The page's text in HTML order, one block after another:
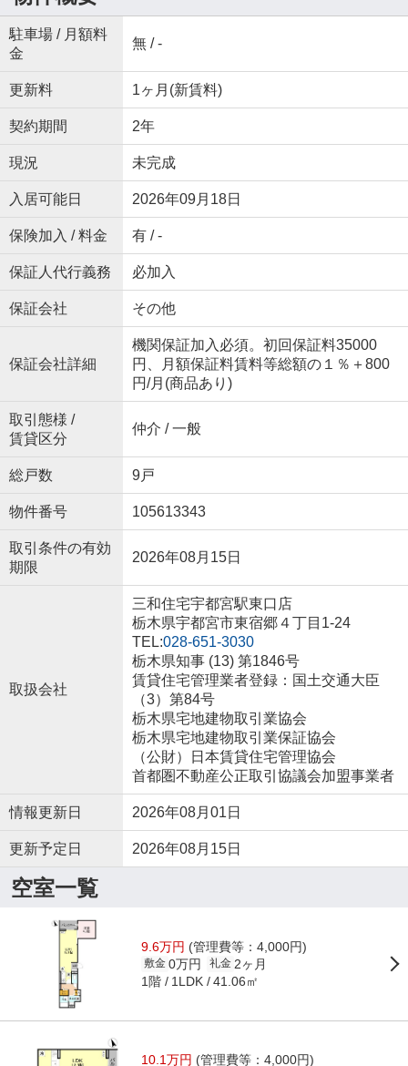
駐車場 / 月額料
金
無 / -
更新料 1ヶ月(新賃料)
契約期間 2年
現況 未完成
入居可能日 2026年09月18日
保険加入 / 料金 有 / -
保証人代行義務 必加入
保証会社 その他
保証会社詳細
機関保証加入必須。初回保証料35000
円、月額保証料賃料等総額の１％＋800
円/月(商品あり)
取引態様 /
賃貸区分
仲介 / 一般
総戸数 9戸
物件番号 105613343
取引条件の有効
期限
2026年08月15日
取扱会社
三和住宅宇都宮駅東口店
栃木県宇都宮市東宿郷４丁目1-24
TEL:028-651-3030
栃木県知事 (13) 第1846号
賃貸住宅管理業者登録：国土交通大臣
（3）第84号
栃木県宅地建物取引業協会
栃木県宅地建物取引業保証協会
（公財）日本賃貸住宅管理協会
首都圏不動産公正取引協議会加盟事業者
情報更新日 2026年08月01日
更新予定日 2026年08月15日
空室一覧
9.6万円 (管理費等：4,000円)
敷金 0万円 礼金 2ヶ月
1階 1LDK 41.06㎡
10.1万円 (管理費等：4,000円)